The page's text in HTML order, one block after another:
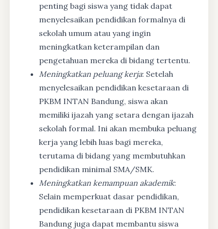
penting bagi siswa yang tidak dapat
menyelesaikan pendidikan formalnya di
sekolah umum atau yang ingin
meningkatkan keterampilan dan
pengetahuan mereka di bidang tertentu.
Meningkatkan peluang kerja: Setelah
menyelesaikan pendidikan kesetaraan di
PKBM INTAN Bandung, siswa akan
memiliki ijazah yang setara dengan ijazah
sekolah formal. Ini akan membuka peluang
kerja yang lebih luas bagi mereka,
terutama di bidang yang membutuhkan
pendidikan minimal SMA/SMK.
Meningkatkan kemampuan akademik:
Selain memperkuat dasar pendidikan,
pendidikan kesetaraan di PKBM INTAN
Bandung juga dapat membantu siswa